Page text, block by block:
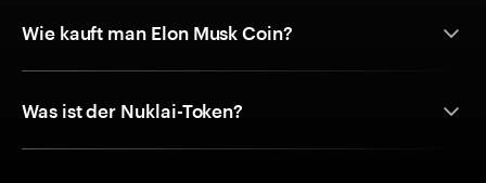
Wie kauft man Elon Musk Coin?
Was ist der Nuklai-Token?